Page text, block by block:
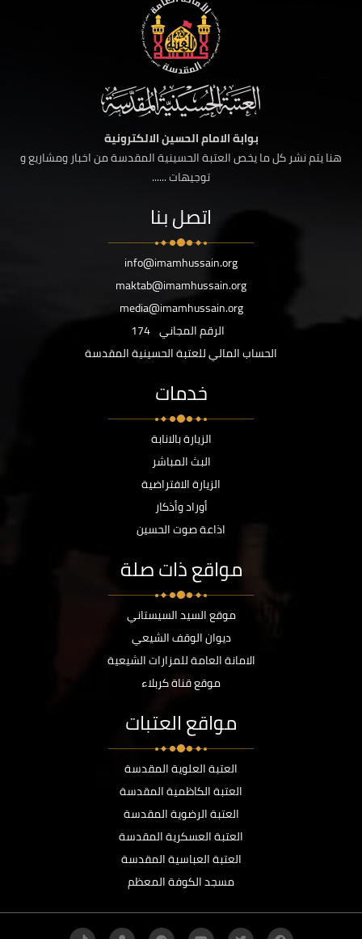
بوابة الامام الحسين الالكترونية
هنا يتم نشر كل ما يخص العتبة الحسينية المقدسة من اخبار ومشاريع و
توجيهات ......
اتصل بنا
info@imamhussain.org
maktab@imamhussain.org
media@imamhussain.org
الرقم المجاني 174
الحساب المالي للعتبة الحسينية المقدسة
خدمات
الزيارة بالانابة
البث المباشر
الزيارة الافتراضية
أوراد وأذكار
اذاعة صوت الحسين
مواقع ذات صلة
موقع السيد السيستاني
ديوان الوقف الشيعي
الامانة العامة للمزارات الشيعية
موقع قناة كربلاء
مواقع العتبات
العتبة العلوية المقدسة
العتبة الكاظمية المقدسة
العتبة الرضوية المقدسة
العتبة العسكرية المقدسة
العتبة العباسية المقدسة
مسجد الكوفة المعظم